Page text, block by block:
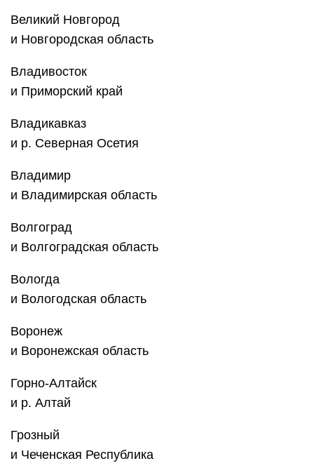
Великий Новгород
и Новгородская область
Владивосток
и Приморский край
Владикавказ
и р. Северная Осетия
Владимир
и Владимирская область
Волгоград
и ‎Волгоградская область
Вологда
и Вологодская область
Воронеж
и ‎Воронежская область
Горно-Алтайск
и р. Алтай
Грозный
и Чеченская Республика